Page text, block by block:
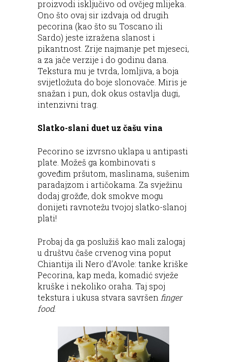
proizvodi isključivo od ovčjeg mlijeka.
Ono što ovaj sir izdvaja od drugih
pecorina (kao što su Toscano ili
Sardo) jeste izražena slanost i
pikantnost. Zrije najmanje pet mjeseci,
a za jače verzije i do godinu dana.
Tekstura mu je tvrda, lomljiva, a boja
svijetložuta do boje slonovače. Miris je
snažan i pun, dok okus ostavlja dugi,
intenzivni trag.
Slatko-slani duet uz čašu vina
Pecorino se izvrsno uklapa u antipasti
plate. Možeš ga kombinovati s
goveđim pršutom, maslinama, sušenim
paradajzom i artičokama. Za svježinu
dodaj grožđe, dok smokve mogu
donijeti ravnotežu tvojoj slatko-slanoj
plati!
Probaj da ga poslužiš kao mali zalogaj
u društvu čaše crvenog vina poput
Chiantija ili Nero d’Avole: tanke kriške
Pecorina, kap meda, komadić svježe
kruške i nekoliko oraha. Taj spoj
tekstura i ukusa stvara savršenfinger
food.